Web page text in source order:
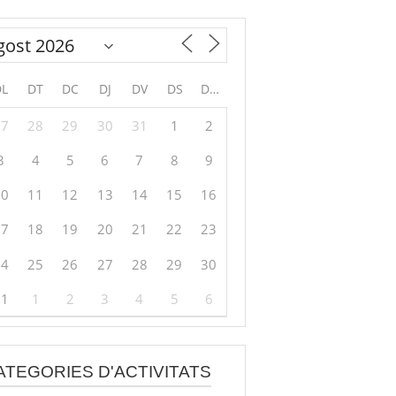
DT DC DJ DV DS DG
28 29 30 31 1
2
4 5 6 7 8
9
11 12 13 14 15
16
18 19 20 21 22
23
25 26 27 28 29
30
1 2 3 4 5 6
D'ACTIVITATS